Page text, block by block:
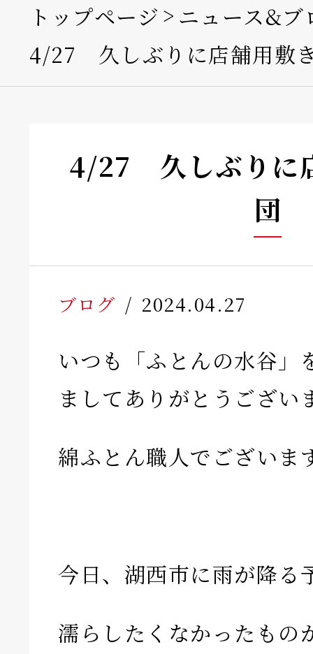
トップページ
ニュース&ブ
4/27 久しぶりに店舗用敷
4/27 久しぶりに
団
ブログ 2024.04.27
いつも「ふとんの水谷」
ましてありがとうござい
綿ふとん職人でございま
今日、湖西市に雨が降る
濡らしたくなかったも